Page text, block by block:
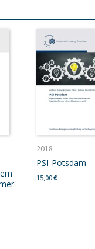
2018
PSI-Potsdam
15,00€